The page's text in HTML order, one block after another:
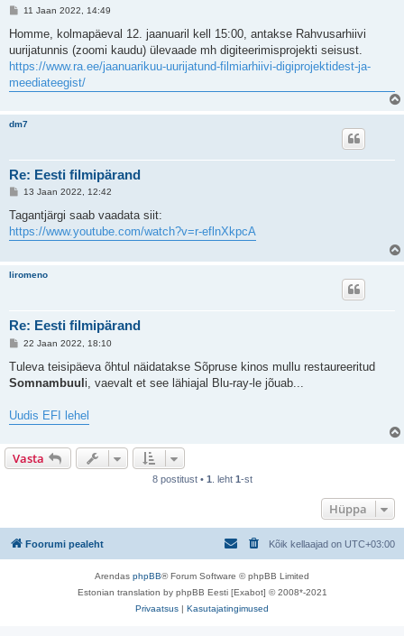
P
s
i
t
u
s
11 Jaan 2022, 14:49
Homme, kolmapäeval 12. jaanuaril kell 15:00, antakse Rahvusarhiivi
uurijatunnis (zoomi kaudu) ülevaade mh digiteerimisprojekti seisust.
https://www.ra.ee/jaanuarikuu-uurijatund-filmiarhiivi-digiprojektidest-ja-
meediateegist/
dm7
Re: Eesti filmipärand
P
s
i
13 Jaan 2022, 12:42
Tagantjärgi saab vaadata siit:
https://www.youtube.com/watch?v=r-eflnXkpcA
liromeno
Re: Eesti filmipärand
P
s
i
s
22 Jaan 2022, 18:10
Tuleva teisipäeva õhtul näidatakse Sõpruse kinos mullu restaureeritud
Somnambuuli, vaevalt et see lähiajal Blu-ray-le jõuab...
Uudis EFI lehel
Vasta
8 postitust • 1 . leht 1-st
Hüppa
Foorumi pealeht Kõik kellaajad on UTC+03:00
Arendas phpBB® Forum Software © phpBB Limited
Estonian translation by phpBB Eesti [Exabot] © 2008*-2021
Privaatsus | Kasutajatingimused